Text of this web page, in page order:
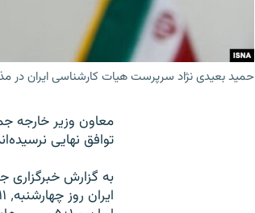
حمید بعیدی نژاد سرپرست هیات کارشناسی ایران در
توافق نهایی